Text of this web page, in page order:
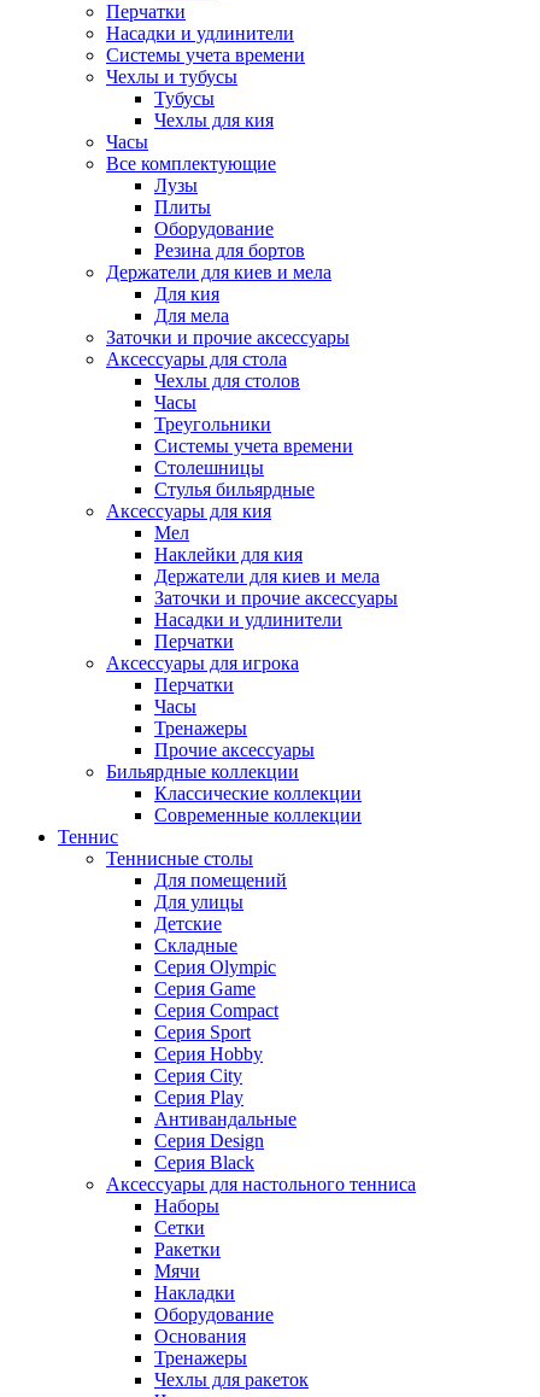
Перчатки
Насадки и удлинители
Системы учета времени
Чехлы и тубусы
Тубусы
Чехлы для кия
Часы
Все комплектующие
Лузы
Плиты
Оборудование
Резина для бортов
Держатели для киев и мела
Для кия
Для мела
Заточки и прочие аксессуары
Аксессуары для стола
Чехлы для столов
Часы
Треугольники
Системы учета времени
Столешницы
Стулья бильярдные
Аксессуары для кия
Мел
Наклейки для кия
Держатели для киев и мела
Заточки и прочие аксессуары
Насадки и удлинители
Перчатки
Аксессуары для игрока
Перчатки
Часы
Тренажеры
Прочие аксессуары
Бильярдные коллекции
Классические коллекции
Современные коллекции
Теннис
Теннисные столы
Для помещений
Для улицы
Детские
Складные
Серия Olympic
Серия Game
Серия Compact
Серия Sport
Серия Hobby
Серия City
Серия Play
Антивандальные
Серия Design
Серия Black
Аксессуары для настольного тенниса
Наборы
Сетки
Ракетки
Мячи
Накладки
Оборудование
Основания
Тренажеры
Чехлы для ракеток